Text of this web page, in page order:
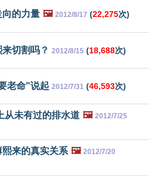
向的力量 🖼️ 2012/8/17 (22,275次)
切割吗？ 2012/8/15 (18,688次)
老命"说起 2012/7/31 (46,593次)
从未有过的排水道 🖼️ 2012/7/25
来的真实关系 🖼️ 2012/7/20